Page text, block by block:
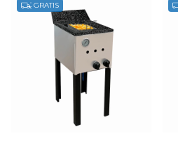
GRATIS